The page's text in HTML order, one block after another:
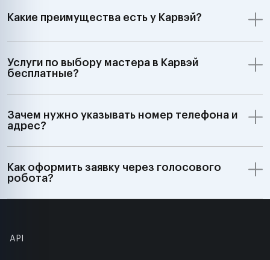
Какие преимущества есть у Карвэй?
Услуги по выбору мастера в Карвэй
бесплатные?
Зачем нужно указывать номер телефона и
адрес?
Как оформить заявку через голосового
робота?
API